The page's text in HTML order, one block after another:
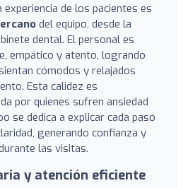
de los pacientes es
del equipo, desde la
dental. El personal es
empático y atento, logrando
cómodos y relajados
Esta calidez es
por quienes sufren ansiedad
se dedica a explicar cada paso
generando confianza y
las visitas.
y atención eficiente